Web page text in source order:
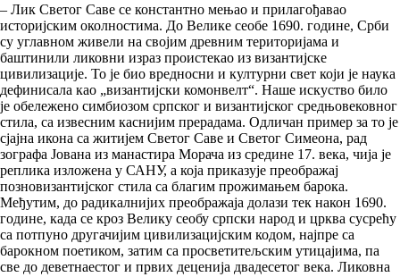
– Лик Светог Саве се константно мењао и прилагођавао
историјским околностима. До Велике сеобе 1690. године, Срби
су углавном живели на својим древним територијама и
баштинили ликовни израз проистекао из византијске
цивилизације. То је био вредносни и културни свет који је наука
дефинисала као „византијски комонвелт“. Наше искуство било
је обележено симбиозом српског и византијског средњовековног
стила, са извесним каснијим прерадама. Одличан пример за то је
сјајна икона са житијем Светог Саве и Светог Симеона, рад
зографа Јована из манастира Морача из средине 17. века, чија је
реплика изложена у САНУ, а која приказује преображај
позновизантијског стила са благим прожимањем барока.
Међутим, до радикалнијих преображаја долази тек након 1690.
године, када се кроз Велику сеобу српски народ и црква сусрећу
са потпуно другачијим цивилизацијским кодом, најпре са
барокном поетиком, затим са просветитељским утицајима, па
све до деветнаестог и првих деценија двадесетог века. Ликовна